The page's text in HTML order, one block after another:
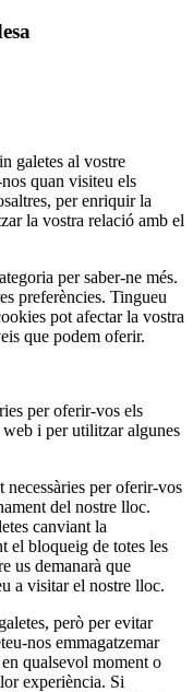
galetes al vostre
quan visiteu els
per enriquir la
la vostra relació amb el
per saber-ne més.
preferències. Tingueu
pot afectar la vostra
que podem oferir.
per oferir-vos els
i per utilitzar algunes
necessàries per oferir-vos
del nostre lloc.
canviant la
el bloqueig de totes les
us demanarà que
a visitar el nostre lloc.
però per evitar
nos emmagatzemar
qualsevol moment o
experiència. Si